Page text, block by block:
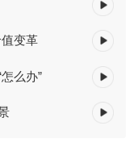
变革
么办”